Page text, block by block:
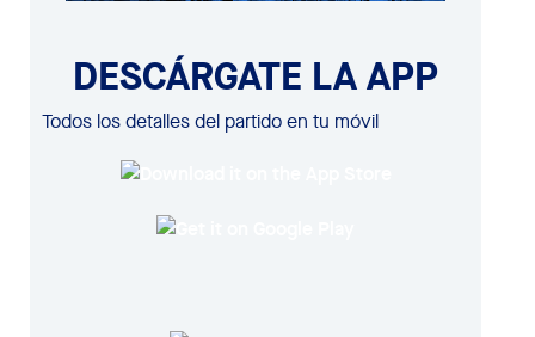
DESCÁRGATE LA APP
Todos los detalles del partido en tu móvil